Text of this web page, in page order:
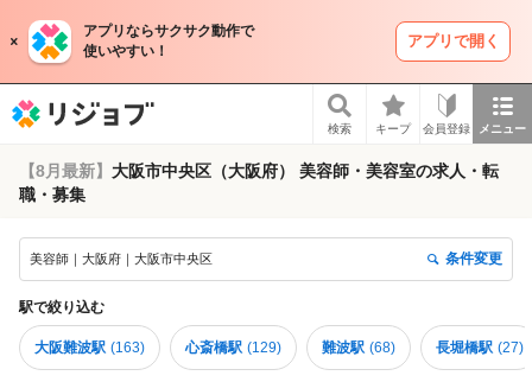
アプリならサクサク動作で
使いやすい！
アプリで開く
検索 キープ 会員登録 メニュー
【8月最新】 大阪市中央区（大阪府） 美容師・美容室の求人・転
職・募集
美容師｜大阪府｜大阪市中央区 条件変更
駅で絞り込む
大阪難波駅 (163) 心斎橋駅 (129) 難波駅 (68) 長堀橋駅 (27)